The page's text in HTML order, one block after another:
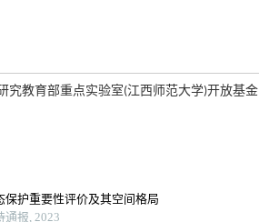
究教育部重点实验室(江西师范大学)开放基金